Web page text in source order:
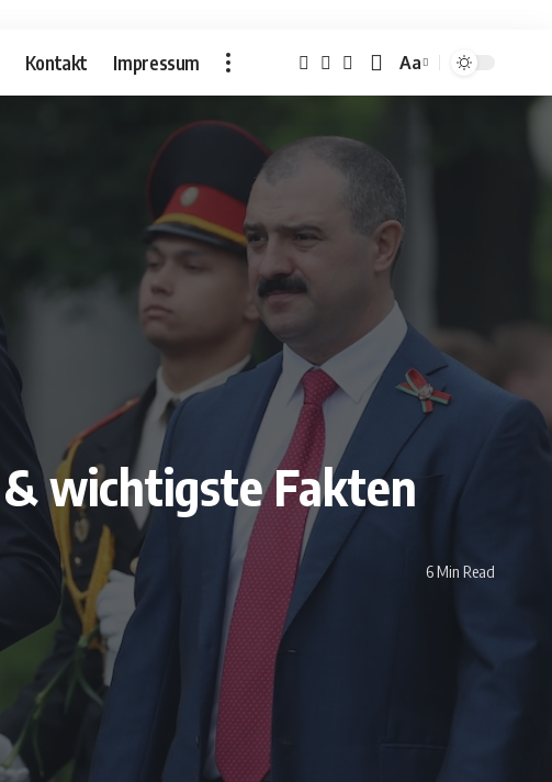
Kontakt Impressum
Font
Aa
wichtigste Fakten
6 Min Read